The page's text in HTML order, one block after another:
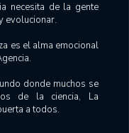
necesita de la gente
evolucionar.
es el alma emocional
donde muchos se
de la ciencia, La
a todos.